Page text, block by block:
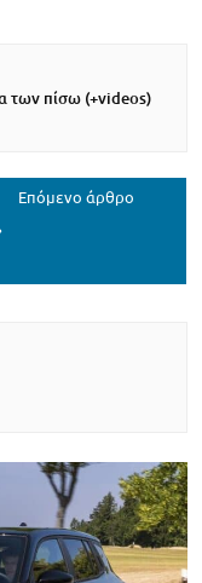
των πίσω (+videos)